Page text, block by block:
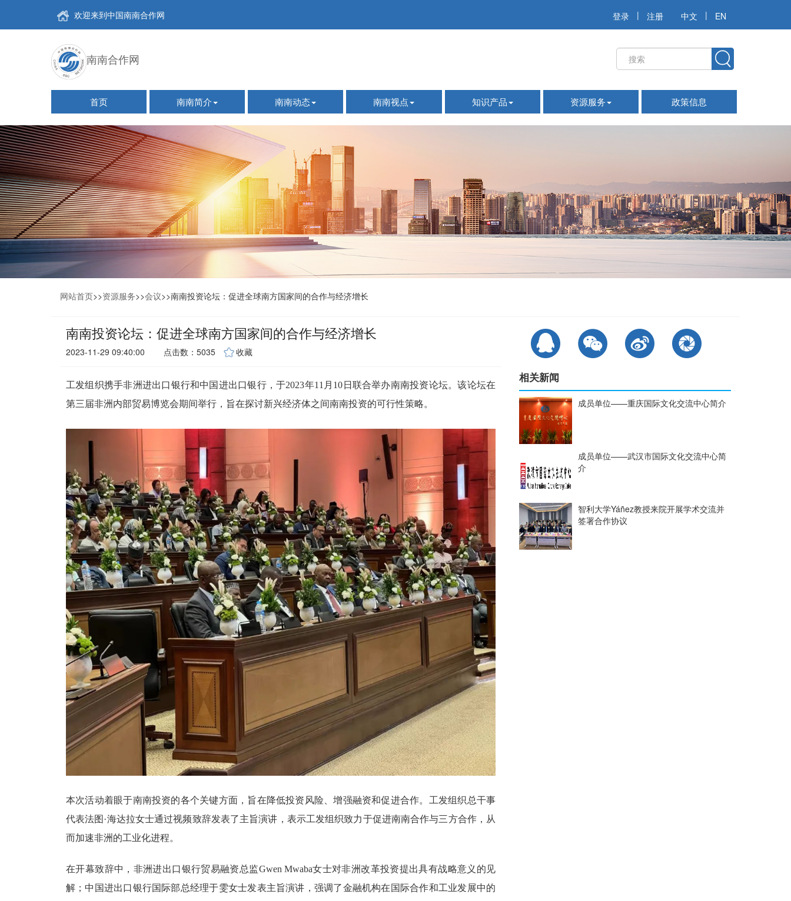
欢迎来到中国南南合作网 登录 | 注册 中文 | EN
南南合作网
首页 南南简介 南南动态 南南视点 知识产品 资源服务 政策信息
网站首页>>资源服务>>会议>>南南投资论坛：促进全球南方国家间的合作与经济增长
南南投资论坛：促进全球南方国家间的合作与经济增长
2023-11-29 09:40:00 点击数：5035 收藏
工发组织携手非洲进出口银行和中国进出口银行，于2023年11月10日联合举办南南投资论坛。该论坛在
第三届非洲内部贸易博览会期间举行，旨在探讨新兴经济体之间南南投资的可行性策略。
本次活动着眼于南南投资的各个关键方面，旨在降低投资风险、增强融资和促进合作。工发组织总干事
代表法图 ·海达拉女士通过视频致辞发表了主旨演讲，表示工发组织致力于促进南南合作与三方合作，从
而加速非洲的工业化进程。
在开幕致辞中，非洲进出口银行贸易融资总监Gwen Mwaba女士对非洲改革投资提出具有战略意义的见
解；中国进出口银行国际部总经理于雯女士发表主旨演讲，强调了金融机构在国际合作和工业发展中的
相关新闻
成员单位——重庆国际文化交流中心简介
成员单位——武汉市国际文化交流中心简
介
智利大学Yáñez教授来院开展学术交流并
签署合作协议